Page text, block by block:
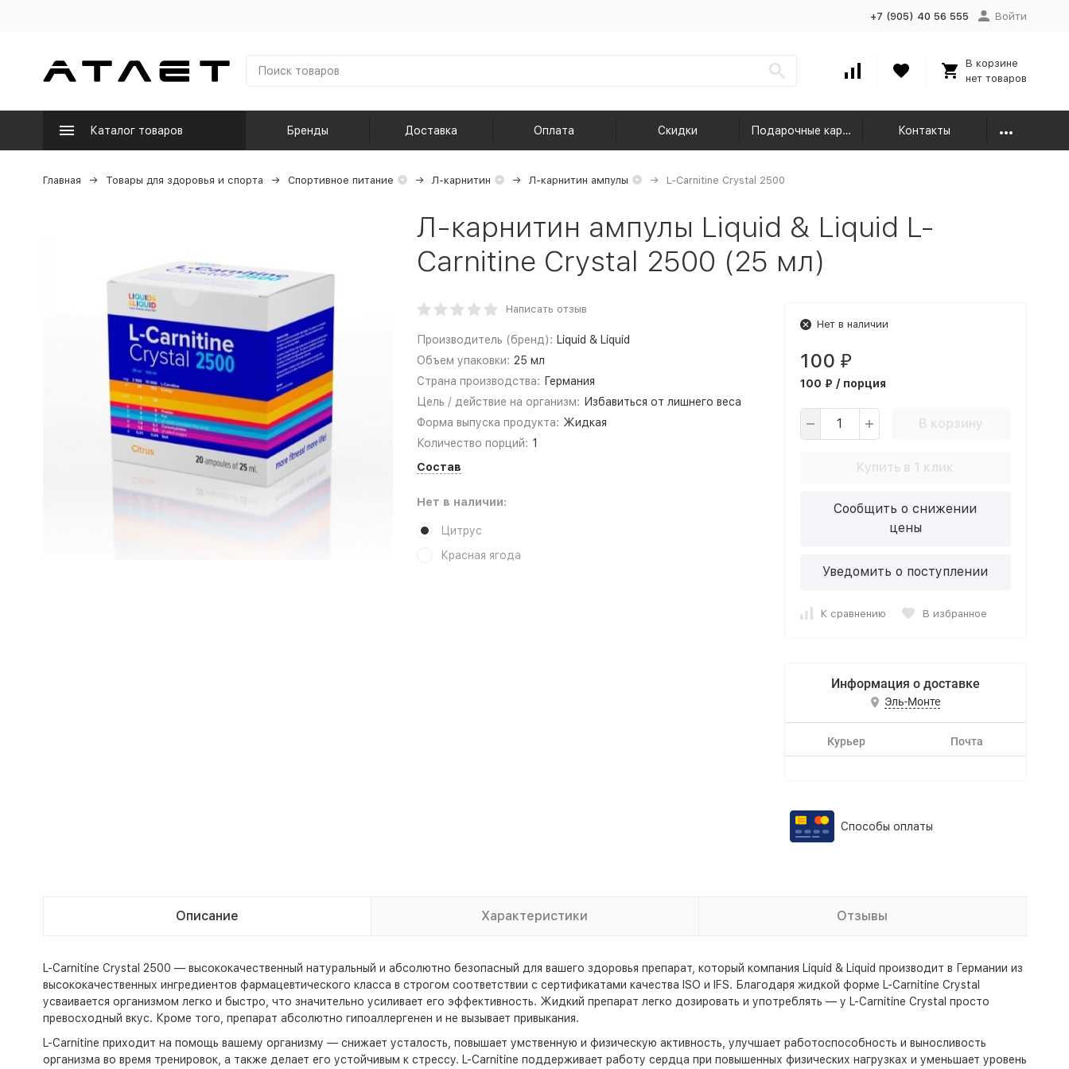
+7 (905) 40 56 555 Войти
В корзине
нет товаров
Каталог товаров Бренды Доставка Оплата Скидки Подарочные карты Контакты
Главная Товары для здоровья и спорта Спортивное питание Л-карнитин Л-карнитин ампулы L-Carnitine Crystal 2500
Л-карнитин ампулы Liquid & Liquid L-
Carnitine Crystal 2500 (25 мл)
Написать отзыв
Производитель (бренд): Liquid & Liquid
Объем упаковки: 25 мл
Страна производства: Германия
Цель / действие на организм: Избавиться от лишнего веса
Форма выпуска продукта: Жидкая
Количество порций: 1
Состав
Нет в наличии:
Цитрус
Красная ягода
Нет в наличии
100 ₽
100 ₽ / порция
В корзину
Купить в 1 клик
Сообщить о снижении
цены
Уведомить о поступлении
К сравнению В избранное
Информация о доставке
Эль-Монте
Курьер Почта
Способы оплаты
Описание Характеристики Отзывы
L-Carnitine Crystal 2500 — высококачественный натуральный и абсолютно безопасный для вашего здоровья препарат, который компания Liquid & Liquid производит в Германии из
высококачественных ингредиентов фармацевтического класса в строгом соответствии с сертификатами качества ISO и IFS. Благодаря жидкой форме L-Carnitine Crystal
усваивается организмом легко и быстро, что значительно усиливает его эффективность. Жидкий препарат легко дозировать и употреблять — у L-Carnitine Crystal просто
превосходный вкус. Кроме того, препарат абсолютно гипоаллергенен и не вызывает привыкания.
L-Carnitine приходит на помощь вашему организму — снижает усталость, повышает умственную и физическую активность, улучшает работоспособность и выносливость
организма во время тренировок, а также делает его устойчивым к стрессу. L-Carnitine поддерживает работу сердца при повышенных физических нагрузках и уменьшает уровень